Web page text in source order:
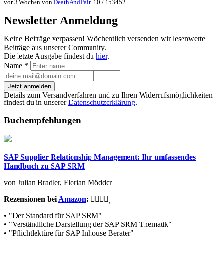
vor 3 Wochen von DeathAndPain 10 / 153452
Newsletter Anmeldung
Keine Beiträge verpassen! Wöchentlich versenden wir lesenwerte
Beiträge aus unserer Community.
Die letzte Ausgabe findest du hier.
Name *
Jetzt anmelden
Details zum Versandverfahren und zu Ihren Widerrufsmöglichkeiten
findest du in unsererDatenschutzerklärung.
Buchempfehlungen
SAP Supplier Relationship Management: Ihr umfassendes
Handbuch zu SAP SRM
von Julian Bradler, Florian Mödder
Rezensionen bei Amazon:
• "Der Standard für SAP SRM"
• "Verständliche Darstellung der SAP SRM Thematik"
• "Pflichtlektüre für SAP Inhouse Berater"